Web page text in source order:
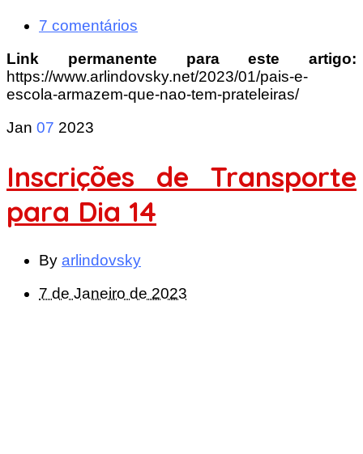
7 comentários
Link permanente para este artigo:
https://www.arlindovsky.net/2023/01/pais-e-
escola-armazem-que-nao-tem-prateleiras/
Jan 07 2023
Inscrições de Transporte
para Dia 14
By arlindovsky
7 de Janeiro de 2023